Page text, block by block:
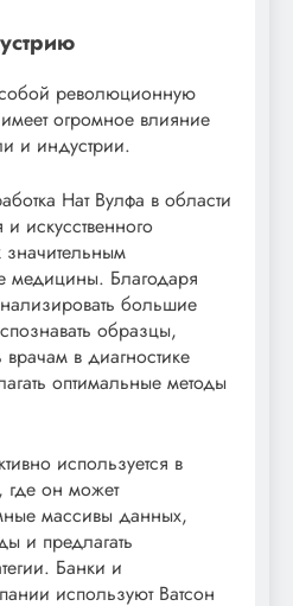
собой революционную
огромное влияние
и индустрии.
Нат Вулфа в области
искусственного
значительным
медицины. Благодаря
большие
образцы,
в диагностике
оптимальные методы
используется в
где он может
массивы данных,
и предлагать
Банки и
используют Ватсон